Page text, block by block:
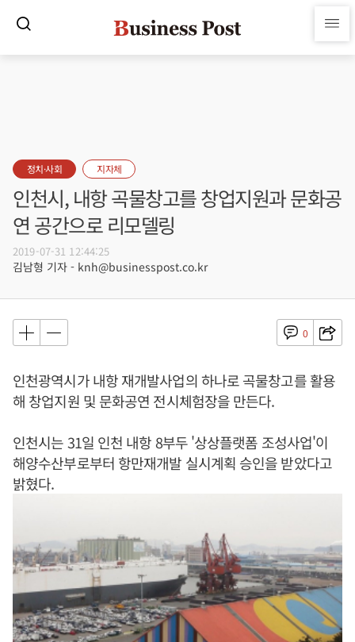
정치·사회 지자체
인천시, 내항 곡물창고를 창업지원과 문화공
연 공간으로 리모델링
2019-07-31 12:44:25
김남형 기자 - knh@businesspost.co.kr
0
인천광역시가 내항 재개발사업의 하나로 곡물창고를 활용
해 창업지원 및 문화공연 전시체험장을 만든다.
인천시는 31일 인천 내항 8부두 '상상플랫폼 조성사업'이
해양수산부로부터 항만재개발 실시계획 승인을 받았다고
밝혔다.